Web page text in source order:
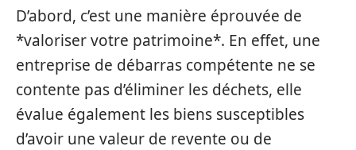
D’abord, c’est une manière éprouvée de
*valoriser votre patrimoine*. En effet, une
entreprise de débarras compétente ne se
contente pas d’éliminer les déchets, elle
évalue également les biens susceptibles
d’avoir une valeur de revente ou de